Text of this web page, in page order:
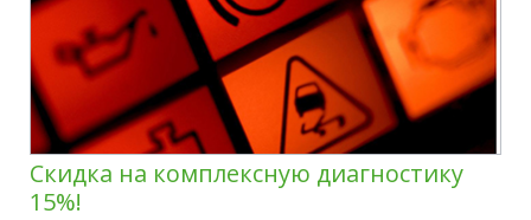
Скидка на комплексную диагностику
15%!